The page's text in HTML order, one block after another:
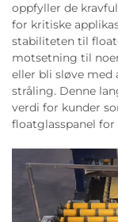
oppfyller de
for kritiske
stabiliteten til
motsetning til
eller bli sløve med
stråling. Denne
verdi for kunder
floatglasspanel for